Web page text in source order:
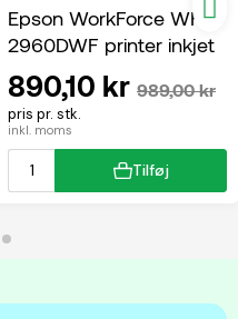
Epson WorkForce WF-
2960DWF printer inkjet
multifunktion
pris pr. stk.
inkl. moms
890,10 kr 989,00 kr
Tilføj